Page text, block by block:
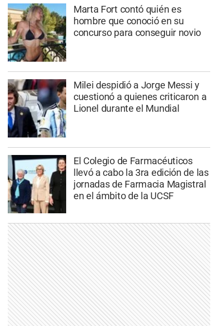
Marta Fort contó quién es
hombre que conoció en su
concurso para conseguir novio
Milei despidió a Jorge Messi y
cuestionó a quienes criticaron a
Lionel durante el Mundial
El Colegio de Farmacéuticos
llevó a cabo la 3ra edición de las
jornadas de Farmacia Magistral
en el ámbito de la UCSF